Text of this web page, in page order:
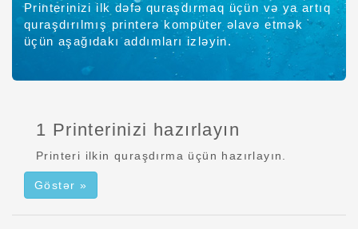
Printerinizi ilk dəfə quraşdırmaq üçün və ya artıq
quraşdırılmış printerə kompüter əlavə etmək
üçün aşağıdakı addımları izləyin.
1 Printerinizi hazırlayın
Printeri ilkin quraşdırma üçün hazırlayın.
Göstər »